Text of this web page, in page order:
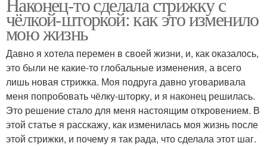
чёлкой-шторкой: как это изменило
мою жизнь
Давно я хотела перемен в своей жизни, и, как оказалось,
это были не какие-то глобальные изменения, а всего
лишь новая стрижка. Моя подруга давно уговаривала
меня попробовать чёлку-шторку, и я наконец решилась.
Это решение стало для меня настоящим откровением. В
этой статье я расскажу, как изменилась моя жизнь после
этой стрижки, и почему я так рада, что сделала этот шаг.